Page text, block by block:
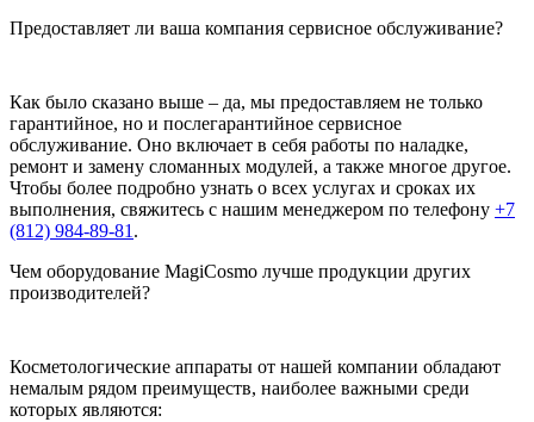
Предоставляет ли ваша компания сервисное обслуживание?
Как было сказано выше – да, мы предоставляем не только
гарантийное, но и послегарантийное сервисное
обслуживание. Оно включает в себя работы по наладке,
ремонт и замену сломанных модулей, а также многое другое.
Чтобы более подробно узнать о всех услугах и сроках их
выполнения, свяжитесь с нашим менеджером по телефону +7
(812) 984-89-81.
Чем оборудование MagiCosmo лучше продукции других
производителей?
Косметологические аппараты от нашей компании обладают
немалым рядом преимуществ, наиболее важными среди
которых являются: